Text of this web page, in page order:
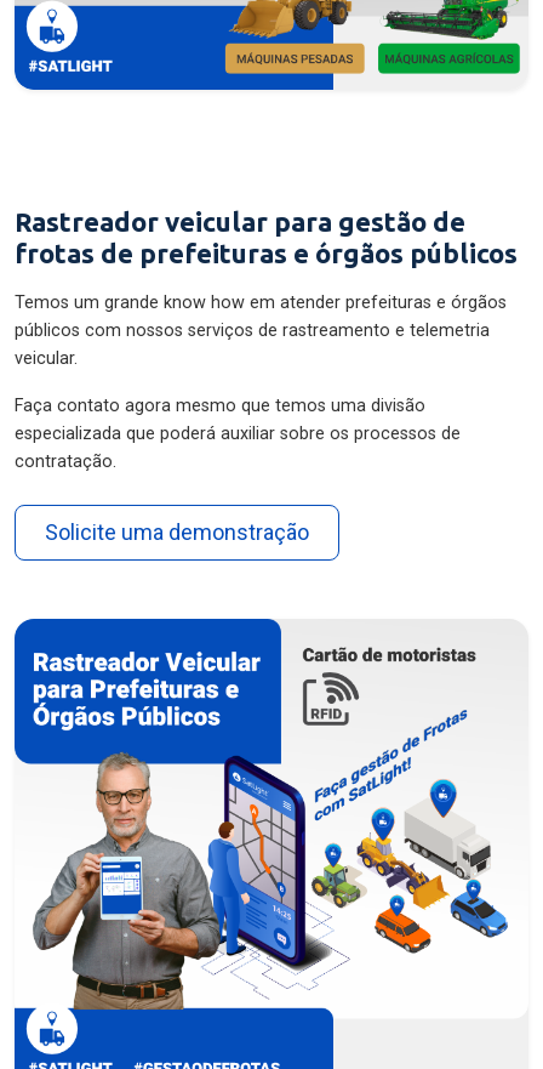
Rastreador veicular para gestão de
frotas de prefeituras e órgãos públicos
Temos um grande know how em atender prefeituras e órgãos
públicos com nossos serviços de rastreamento e telemetria
veicular.
Faça contato agora mesmo que temos uma divisão
especializada que poderá auxiliar sobre os processos de
contratação.
Solicite uma demonstração